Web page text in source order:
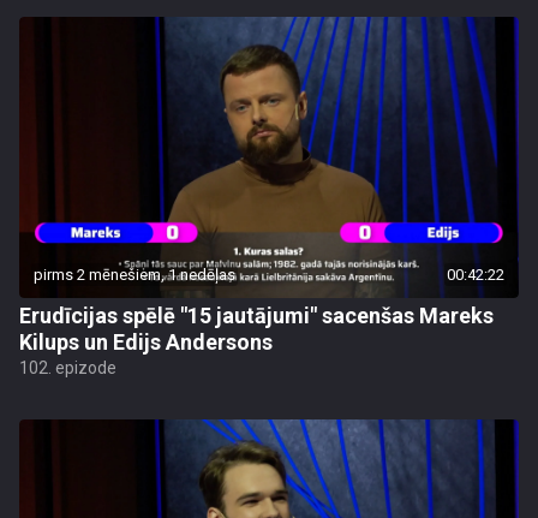
pirms 2 mēnešiem, 1 nedēļas 00:42:22
Erudīcijas spēlē "15 jautājumi" sacenšas Mareks
Kilups un Edijs Andersons
102. epizode